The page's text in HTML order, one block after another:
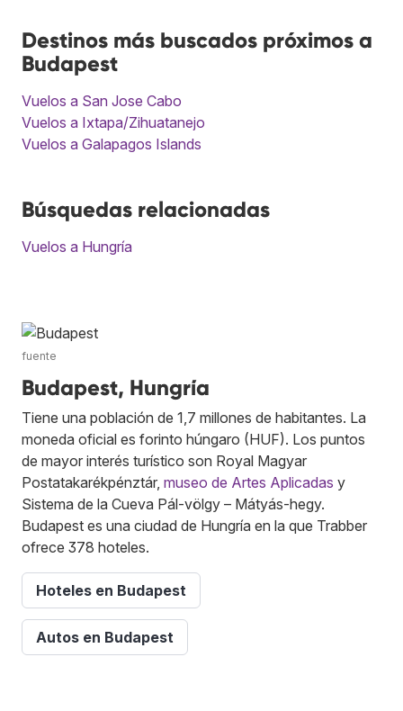
Destinos más buscados próximos a
Budapest
Vuelos a San Jose Cabo
Vuelos a Ixtapa/Zihuatanejo
Vuelos a Galapagos Islands
Búsquedas relacionadas
Vuelos a Hungría
fuente
Budapest, Hungría
Tiene una población de 1,7 millones de habitantes. La
moneda oficial es forinto húngaro (HUF). Los puntos
de mayor interés turístico son Royal Magyar
Postatakarékpénztár, museo de Artes Aplicadas y
Sistema de la Cueva Pál-völgy – Mátyás-hegy.
Budapest es una ciudad de Hungría en la que Trabber
ofrece 378 hoteles.
Hoteles en Budapest
Autos en Budapest